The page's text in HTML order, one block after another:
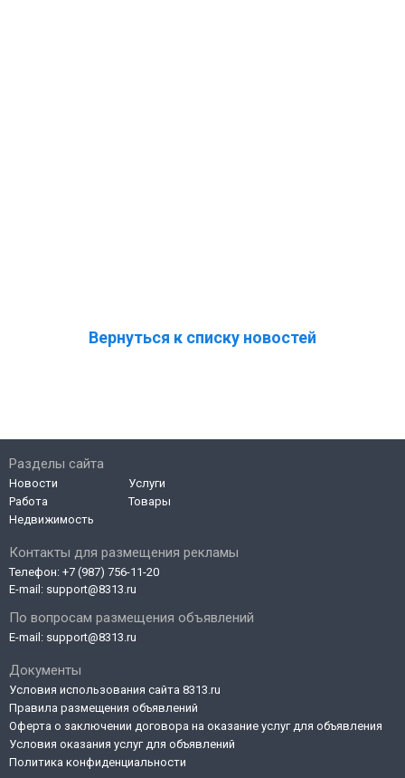
Вернуться к списку новостей
Контакты для размещения рекламы
Телефон: +7 (987) 756-11-20
E-mail: support@8313.ru
По вопросам размещения объявлений
E-mail: support@8313.ru
Документы
Условия использования сайта 8313.ru
Правила размещения объявлений
Оферта о заключении договора на оказание услуг для объявления
Условия оказания услуг для объявлений
Политика конфиденциальности
Разделы сайта
Новости
Работа
Недвижимость
Услуги
Товары